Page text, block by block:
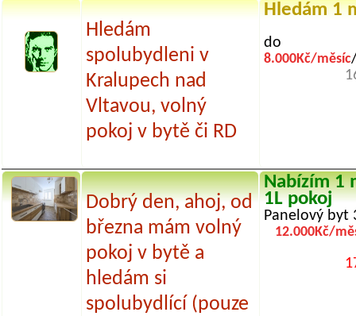
Hledám
spolubydleni v
Kralupech nad
Vltavou, volný
pokoj v bytě či RD
Hledám 1
do
8.000Kč/měsíc
Dobrý den, ahoj, od
března mám volný
pokoj v bytě a
hledám si
spolubydlící (pouze
Nabízím 1
1L pokoj
Panelový byt
12.000Kč/